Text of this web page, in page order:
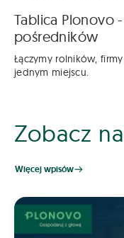
Tablica Plonovo
pośredników
Łączymy rolników,
jednym miejscu.
Zobacz
Więcej wpisów